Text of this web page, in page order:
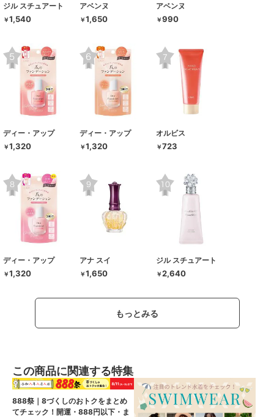
ジル スチュアート
￥1,540
アベンヌ
￥1,650
アベンヌ
￥990
ディー・アップ
￥1,320
ディー・アップ
￥1,320
オルビス
￥723
ディー・アップ
￥1,320
アナ スイ
￥1,650
ジル スチュアート
￥2,640
もっとみる
この商品に関連する特集
888祭｜8づくしのおトクをまとめ
てチェック！開運・888円以下・ま